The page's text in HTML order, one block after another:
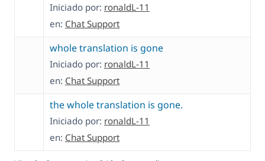
Iniciado por: ronaldL-11
en: Chat Support
whole translation is gone
Iniciado por: ronaldL-11
en: Chat Support
the whole translation is gone.
Iniciado por: ronaldL-11
en: Chat Support